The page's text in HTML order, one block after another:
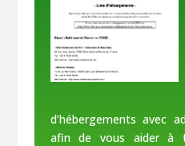
d’hébergements avec
afin de vous aider à